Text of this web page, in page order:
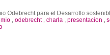
Odebrecht para el Desarrollo
odebrecht, charla presentacion